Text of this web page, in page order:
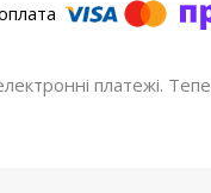
платежі.